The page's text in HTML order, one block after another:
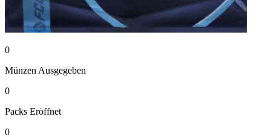
0
Münzen Ausgegeben
0
Packs Eröffnet
0